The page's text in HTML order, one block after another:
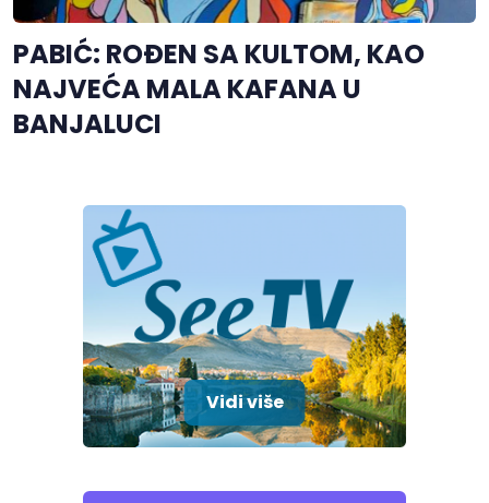
PABIĆ: ROĐEN SA KULTOM, KAO
NAJVEĆA MALA KAFANA U
BANJALUCI
Vidi više